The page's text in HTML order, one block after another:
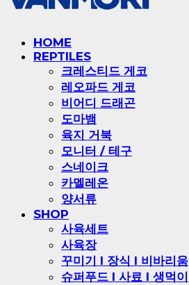
HOME
REPTILES
크레스티드 게코
레오파드 게코
비어디 드래곤
도마뱀
육지 거북
모니터 / 테구
스네이크
카멜레온
양서류
SHOP
사육세트
사육장
꾸미기 l 장식 l 비바리움
슈퍼푸드 l 사료 l 생먹이